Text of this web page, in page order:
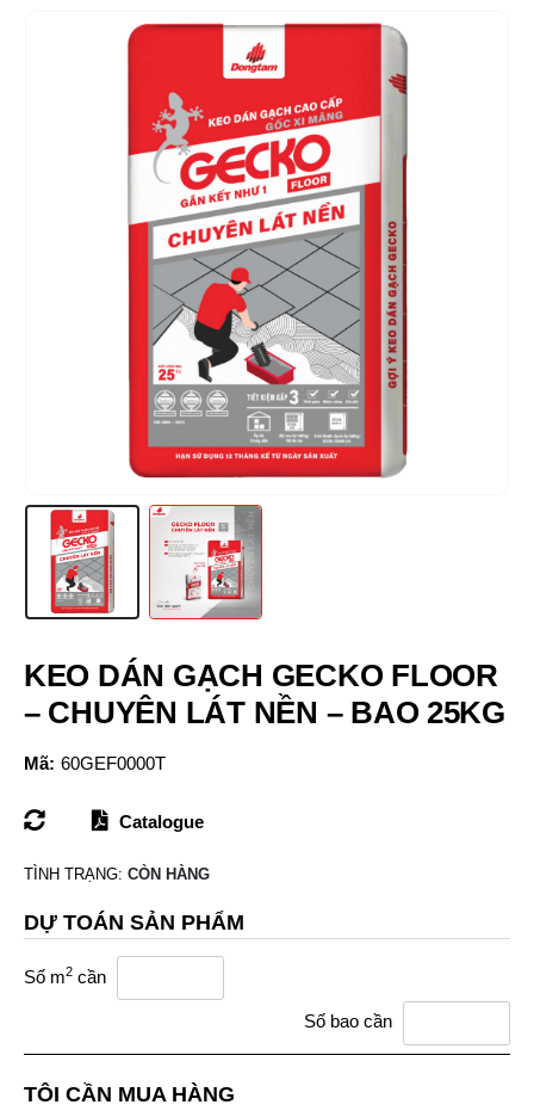
KEO DÁN GẠCH GECKO FLOOR
– CHUYÊN LÁT NỀN – BAO 25KG
Mã: 60GEF0000T
Catalogue
TÌNH TRẠNG: CÒN HÀNG
DỰ TOÁN SẢN PHẨM
Số m2 cần
Số bao cần
TÔI CẦN MUA HÀNG